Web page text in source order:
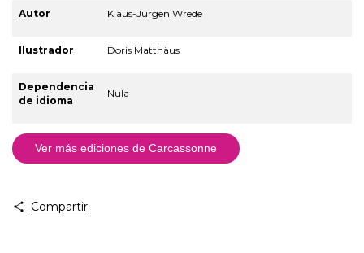
Autor Klaus-Jürgen Wrede
Ilustrador Doris Matthäus
Dependencia
de idioma
Nula
Ver más ediciones de Carcassonne
Compartir